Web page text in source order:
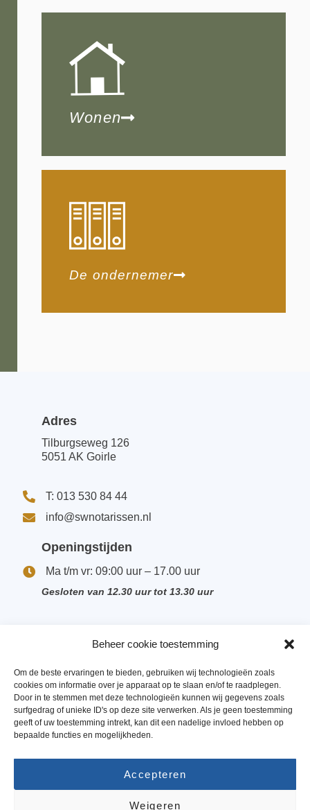
Beheer cookie toestemming
Om de beste ervaringen te bieden, gebruiken wij technologieën zoals
cookies om informatie over je apparaat op te slaan en/of te raadplegen.
Door in te stemmen met deze technologieën kunnen wij gegevens zoals
surfgedrag of unieke ID's op deze site verwerken. Als je geen toestemming
geeft of uw toestemming intrekt, kan dit een nadelige invloed hebben op
bepaalde functies en mogelijkheden.
Accepteren
Weigeren
Wonen
De ondernemer
Adres
Tilburgseweg 126
5051 AK Goirle
T: 013 530 84 44
info@swnotarissen.nl
Openingstijden
Ma t/m vr: 09:00 uur – 17.00 uur
Gesloten van 12.30 uur tot 13.30 uur
Vacatures
Privacyverklaring